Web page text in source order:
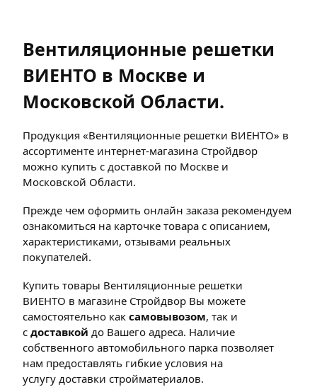
Вентиляционные решетки
ВИЕНТО в Москве и
Московской Области.
Продукция «Вентиляционные решетки ВИЕНТО» в
ассортименте интернет-магазина Стройдвор
можно купить с доставкой по Москве и
Московской Области.
Прежде чем оформить онлайн заказа рекомендуем
ознакомиться на карточке товара с описанием,
характеристиками, отзывами реальных
покупателей.
Купить товары Вентиляционные решетки
ВИЕНТО в магазине Стройдвор Вы можете
самостоятельно как самовывозом, так и
с доставкой до Вашего адреса. Наличие
собственного автомобильного парка позволяет
нам предоставлять гибкие условия на
услугу доставки стройматериалов.